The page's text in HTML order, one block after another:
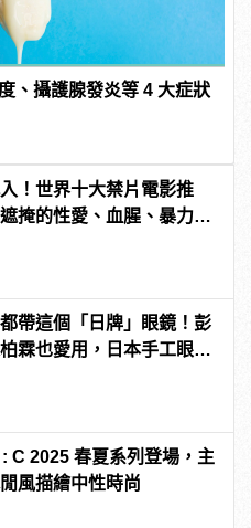
、攝護腺發炎等 4 大症狀
！世界十大禁片電影推
掩的性愛、血腥、暴力、
帶這個「日牌」眼鏡！彭
霖也愛用，日本手工眼鏡
C 2025 春夏系列登場，主
風描繪中性時尚